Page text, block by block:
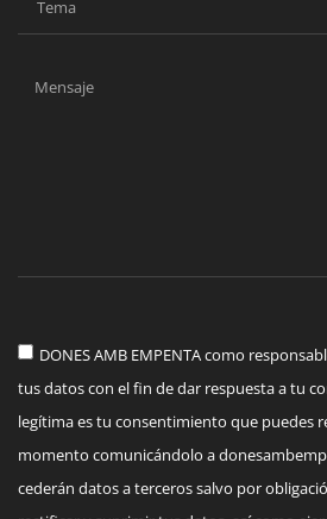
DONES AMB EMPENTA como
tus datos con el fin de dar respuesta a tu
legítima es tu consentimiento que puedes
momento comunicándolo a
cederán datos a terceros salvo por